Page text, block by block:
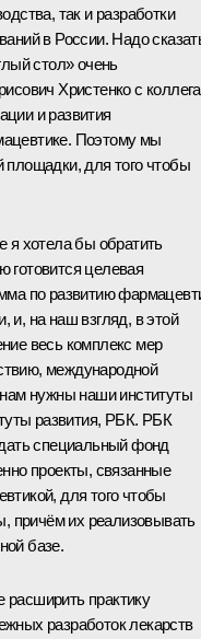
так и разработки
в России. Надо
стол» очень
Христенко с
и развития
Поэтому мы
площадки, для того чтобы
я хотела бы обратить
целевая
по развитию
и, на наш взгляд, в этой
весь комплекс мер
международной
нужны наши институты
развития, РБК. РБК
специальный фонд
проекты, связанные
для того чтобы
причём их реализовывать
базе.
практику
разработок лекарств